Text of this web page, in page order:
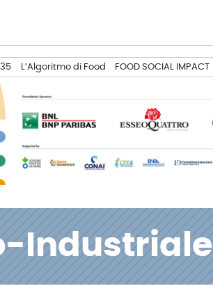
L’Algoritmo di Food FOOD SOCIAL IMPACT
Industriale